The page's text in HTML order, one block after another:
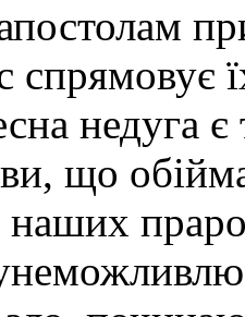
недуга
що
наших